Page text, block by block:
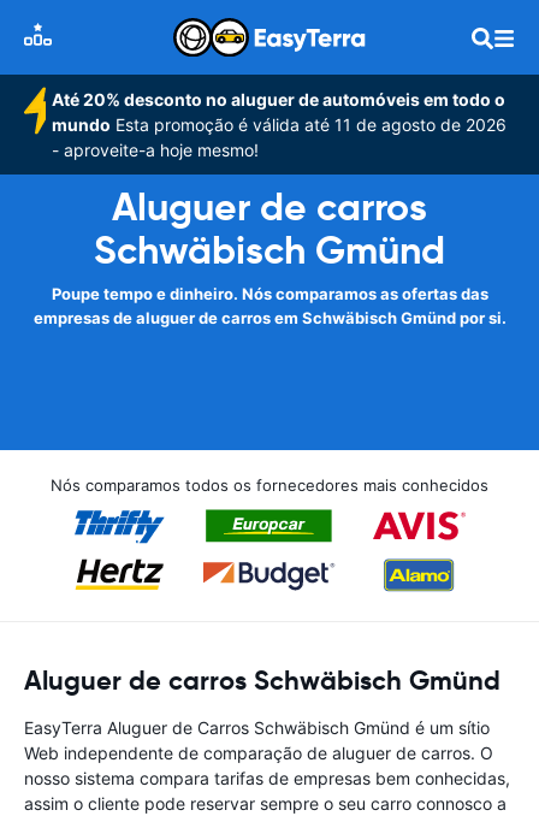
Até 20% desconto no aluguer de automóveis em todo o
mundo Esta promoção é válida até 11 de agosto de 2026
- aproveite-a hoje mesmo!
Aluguer de carros
Schwäbisch Gmünd
Poupe tempo e dinheiro. Nós comparamos as ofertas das
empresas de aluguer de carros em Schwäbisch Gmünd por si.
Nós comparamos todos os fornecedores mais conhecidos
Aluguer de carros Schwäbisch Gmünd
EasyTerra Aluguer de Carros Schwäbisch Gmünd é um sítio
Web independente de comparação de aluguer de carros. O
nosso sistema compara tarifas de empresas bem conhecidas,
assim o cliente pode reservar sempre o seu carro connosco a